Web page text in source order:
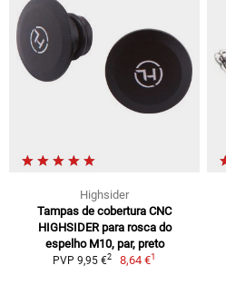
Highsider
Tampas de cobertura CNC
HIGHSIDER para rosca do
espelho M10, par, preto
PVP 9,95 €2 8,64 €1